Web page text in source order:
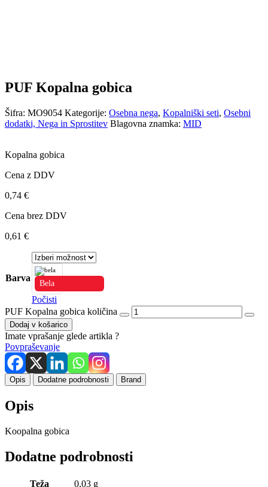
PUF Kopalna gobica
Šifra: MO9054 Kategorije: Osebna nega, Kopalniški seti, Osebni
dodatki, Nega in Sprostitev Blagovna znamka: MID
Kopalna gobica
Cena z DDV
0,74 €
Cena brez DDV
0,61 €
Barva
Bela
Počisti
PUF Kopalna gobica količina
Dodaj v košarico
Imate vprašanje glede artikla ?
Povpraševanje
Opis Dodatne podrobnosti Brand
Opis
Koopalna gobica
Dodatne podrobnosti
Teža
0,03 g